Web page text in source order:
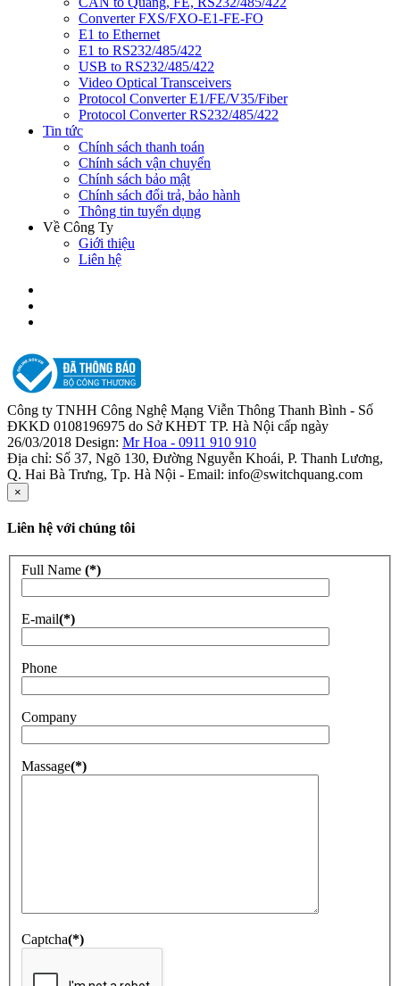
Converter FXS/FXO-E1-FE-FO
E1 to Ethernet
E1 to RS232/485/422
USB to RS232/485/422
Video Optical Transceivers
Protocol Converter E1/FE/V35/Fiber
Protocol Converter RS232/485/422
Tin tức
Chính sách thanh toán
Chính sách vận chuyển
Chính sách bảo mật
Chính sách đổi trả, bảo hành
Thông tin tuyển dụng
Về Công Ty
Giới thiệu
Liên hệ
Công ty TNHH Công Nghệ Mạng Viễn Thông Thanh Bình - Số
ĐKKD 0108196975 do Sở KHĐT TP. Hà Nội cấp ngày
26/03/2018 Design: Mr Hoa - 0911 910 910
Địa chỉ: Số 37, Ngõ 130, Đường Nguyễn Khoái, P. Thanh Lương,
Q. Hai Bà Trưng, Tp. Hà Nội - Email: info@switchquang.com
×
Liên hệ với chúng tôi
Full Name (*)
E-mail(*)
Phone
Company
Massage(*)
Captcha(*)